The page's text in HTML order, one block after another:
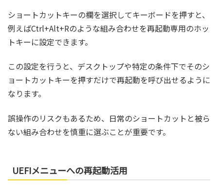
ショートカットキーの欄を選択してキーボードを押すと、
例えばCtrl+Alt+Rのような組み合わせを再起動専用のホッ
トキーに設定できます。
この設定を行うと、デスクトップや特定の条件下でそのシ
ョートカットキーを押すだけで再起動を呼び出せるように
なります。
誤操作のリスクもあるため、日常のショートカットと被ら
ない組み合わせを慎重に選ぶことが重要です。
UEFIメニューへの再起動活用